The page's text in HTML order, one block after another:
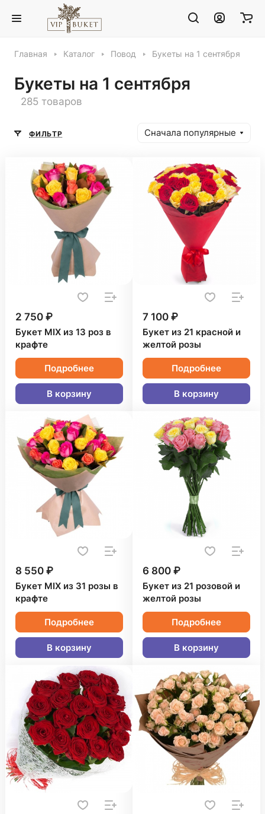
Главная Каталог Повод Букеты на 1 сентября
Букеты на 1 сентября
285 товаров
ФИЛЬТР Сначала популярные
2 750 ₽
Букет MIX из 13 роз в
крафте
Подробнее
В корзину
7 100 ₽
Букет из 21 красной и
желтой розы
Подробнее
В корзину
8 550 ₽
Букет MIX из 31 розы в
крафте
Подробнее
В корзину
6 800 ₽
Букет из 21 розовой и
желтой розы
Подробнее
В корзину